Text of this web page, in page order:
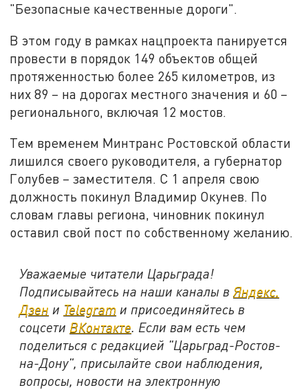
"Безопасные качественные дороги".
В этом году в рамках нацпроекта панируется
провести в порядок 149 объектов общей
протяженностью более 265 километров, из
них 89 – на дорогах местного значения и 60 –
регионального, включая 12 мостов.
Тем временем Минтранс Ростовской области
лишился своего руководителя, а губернатор
Голубев – заместителя. С 1 апреля свою
должность покинул Владимир Окунев. По
словам главы региона, чиновник покинул
оставил свой пост по собственному желанию.
Уважаемые читатели Царьграда!
Подписывайтесь на наши каналы вЯндекс.
Дзен и Telegram и присоединяйтесь в
соцсети ВКонтакте. Если вам есть чем
поделиться с редакцией "Царьград-Ростов-
на-Дону", присылайте свои наблюдения,
вопросы, новости на электронную